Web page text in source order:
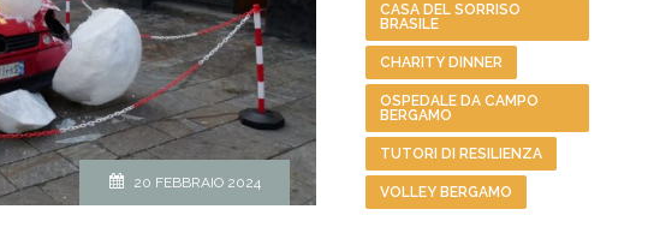
20 FEBBRAIO 2024
CASA DEL SORRISO
BRASILE
CHARITY DINNER
OSPEDALE DA CAMPO
BERGAMO
TUTORI DI RESILIENZA
VOLLEY BERGAMO